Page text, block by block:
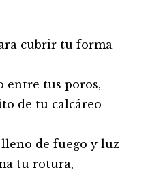
cubrir tu forma
entre tus poros,
de tu calcáreo
de fuego y luz
tu rotura,